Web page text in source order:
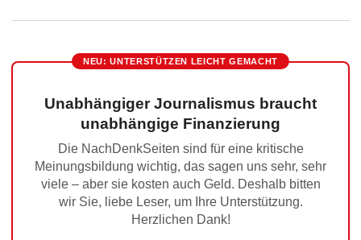
NEU: UNTERSTÜTZEN LEICHT GEMACHT
Unabhängiger Journalismus braucht
unabhängige Finanzierung
Die NachDenkSeiten sind für eine kritische
Meinungsbildung wichtig, das sagen uns sehr, sehr
viele – aber sie kosten auch Geld. Deshalb bitten
wir Sie, liebe Leser, um Ihre Unterstützung.
Herzlichen Dank!